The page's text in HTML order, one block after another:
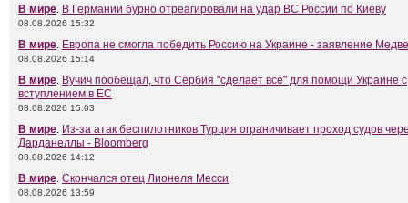
В мире. В Германии бурно отреагировали на удар ВС России по Киеву
08.08.2026 15:32
В мире. Европа не смогла победить Россию на Украине - заявление
08.08.2026 15:14
В мире. Вучич пообещал, что Сербия "сделает всё" для помощи Украине с
вступлением в ЕС
08.08.2026 15:03
В мире. Из-за атак беспилотников Турция ограничивает проход судов
Дарданеллы - Bloomberg
08.08.2026 14:12
В мире. Скончался отец Лионеля Месси
08.08.2026 13:59